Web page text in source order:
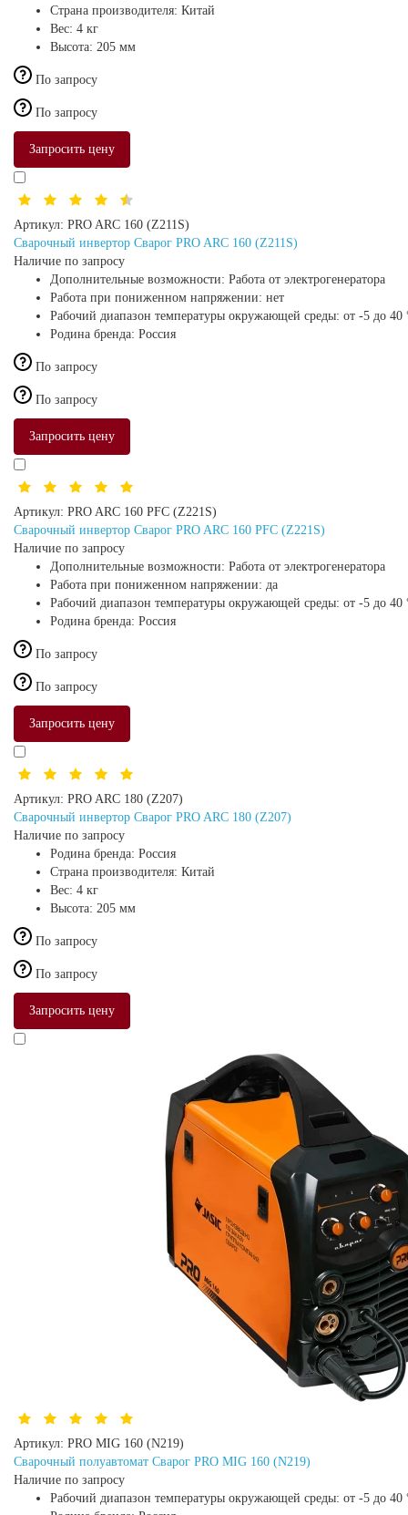
Страна производителя: Китай
Вес: 4 кг
Высота: 205 мм
По запросу
По запросу
Запросить цену
Артикул: PRO ARC 160 (Z211S)
Сварочный инвертор Сварог PRO ARC 160 (Z211S)
Наличие по запросу
Дополнительные возможности: Работа от электрогенератора
Работа при пониженном напряжении: нет
Рабочий диапазон температуры окружающей среды: от -5 до 40
Родина бренда: Россия
По запросу
По запросу
Запросить цену
Артикул: PRO ARC 160 PFC (Z221S)
Сварочный инвертор Сварог PRO ARC 160 PFC (Z221S)
Наличие по запросу
Дополнительные возможности: Работа от электрогенератора
Работа при пониженном напряжении: да
Рабочий диапазон температуры окружающей среды: от -5 до 40
Родина бренда: Россия
По запросу
По запросу
Запросить цену
Артикул: PRO ARC 180 (Z207)
Сварочный инвертор Сварог PRO ARC 180 (Z207)
Наличие по запросу
Родина бренда: Россия
Страна производителя: Китай
Вес: 4 кг
Высота: 205 мм
По запросу
По запросу
Запросить цену
Артикул: PRO MIG 160 (N219)
Сварочный полуавтомат Сварог PRO MIG 160 (N219)
Наличие по запросу
Рабочий диапазон температуры окружающей среды: от -5 до 40